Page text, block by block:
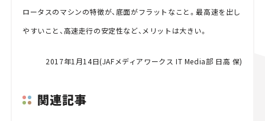
ロータスのマシンの特徴が、底面がフラットなこと。最高速を出し
やすいこと、高速走行の安定性など、メリットは大きい。
2017年1月14日(JAFメディアワークス IT Media部 日高 保)
関連記事